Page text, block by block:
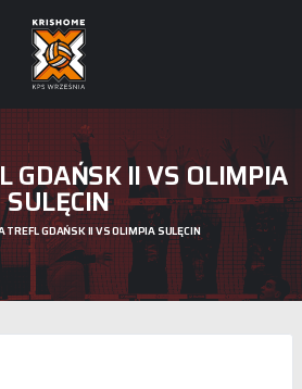
GDAŃSK II VS OLIMPIA
SULĘCIN
TREFL GDAŃSK II VS OLIMPIA SULĘCIN